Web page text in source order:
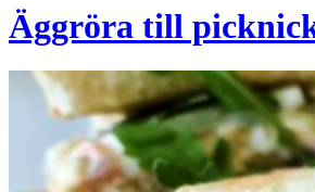
Äggröra till